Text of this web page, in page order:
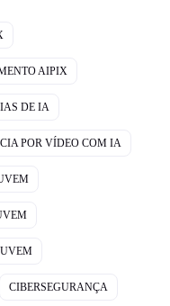
AIPIX
DE IA
POR VÍDEO COM IA
CIBERSEGURANÇA